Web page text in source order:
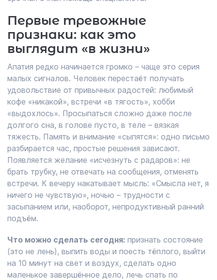
Первые тревожные
признаки: как это
выглядит «в жизни»
Апатия редко начинается громко – чаще это серия
малых сигналов. Человек перестаёт получать
удовольствие от привычных радостей: любимый
кофе «никакой», встречи «в тягость», хобби
«выдохлось». Просыпаться сложно даже после
долгого сна, в голове пусто, в теле – вязкая
тяжесть. Память и внимание «сыпятся»: одно письмо
разбирается час, простые решения зависают.
Появляется желание «исчезнуть с радаров»: не
брать трубку, не отвечать на сообщения, отменять
встречи. К вечеру накатывает мысль: «Смысла нет, я
ничего не чувствую», ночью – трудности с
засыпанием или, наоборот, непродуктивный ранний
подъём.
Что можно сделать сегодня: признать состояние
(это не лень), выпить воды и поесть тёплого, выйти
на 10 минут на свет и воздух, сделать одно
маленькое завершённое дело, лечь спать по